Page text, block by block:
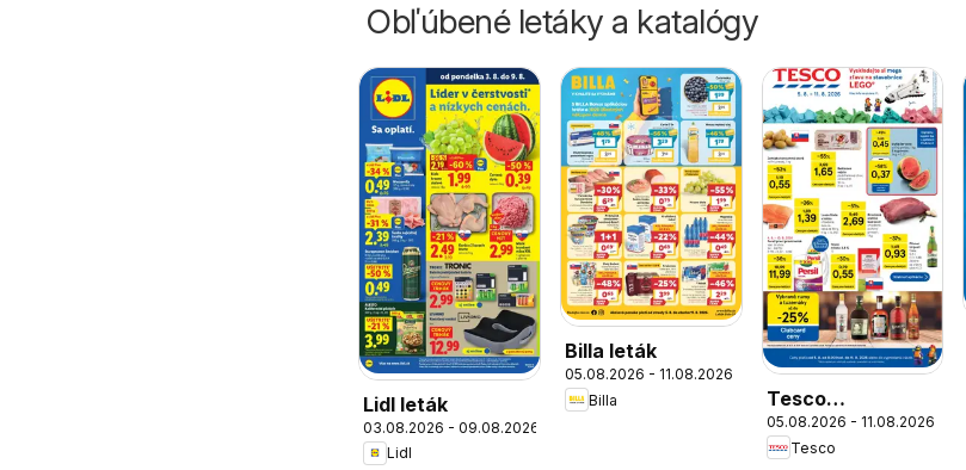
Obľúbené letáky a katalógy
Lidl leták
03.08.2026 - 09.08.2026
Lidl
Billa leták
05.08.2026 - 11.08.2026
Billa
Tesco
Hypermarket -
leták
05.08.2026 - 11.08.2026
Tesco